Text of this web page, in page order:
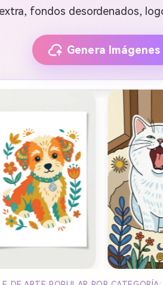
fondos desordenados,
Genera